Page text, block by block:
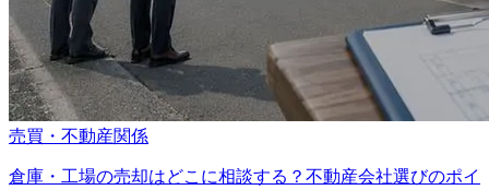
売買・不動産関係
倉庫・工場の売却はどこに相談する？不動産会社選びのポイ